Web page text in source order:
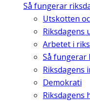
Så fungerar
Utskotten
Riksdagens
Arbetet i
Så fungerar
Riksdagens
Demokrati
Riksdagens